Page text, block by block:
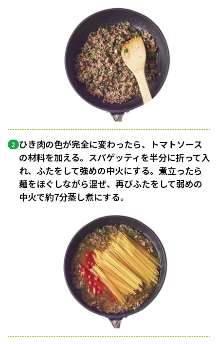
2 ひき肉の色が完全に変わったら、トマトソース
の材料を加える。スパゲッティを半分に折って入
れ、ふたをして強めの中火にする。 煮立ったら
麺をほぐしながら混ぜ、再びふたをして弱めの
中火で約7分蒸し煮にする。